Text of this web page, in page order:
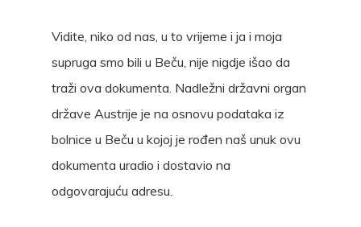
Vidite, niko od nas, u to vrijeme i ja i moja
supruga smo bili u Beču, nije nigdje išao da
traži ova dokumenta. Nadležni državni organ
države Austrije je na osnovu podataka iz
bolnice u Beču u kojoj je rođen naš unuk ovu
dokumenta uradio i dostavio na
odgovarajuću adresu.